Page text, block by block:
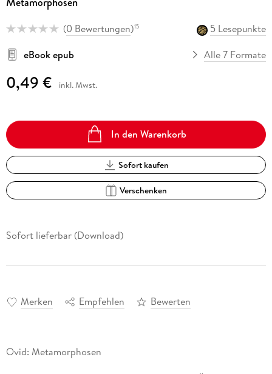
(0 Bewertungen)15
5 Lesepunkte
eBook epub
Alle 7 Formate
0,49 € inkl. Mwst.
In den Warenkorb
Sofort kaufen
Verschenken
Sofort lieferbar (Download)
Merken Empfehlen Bewerten
Ovid: Metamorphosen